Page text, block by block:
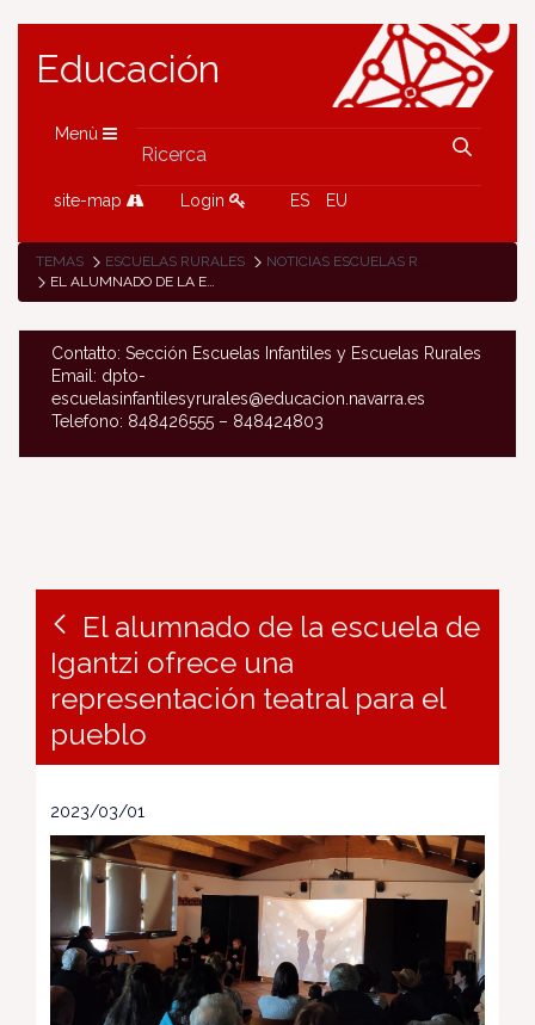
Educación
Menù
site-map Login ES EU
TEMAS ESCUELAS RURALES
NOTICIAS ESCUELAS RURALES
EL ALUMNADO DE LA ESCUELA DE IGANTZI OFRECE UNA REPRESENTACIÓN TEATRAL PARA EL PUEBLO
Contatto: Sección Escuelas Infantiles y Escuelas Rurales
Email: dpto-
escuelasinfantilesyrurales@educacion.navarra.es
Telefono: 848426555 – 848424803
El alumnado de la escuela de
Igantzi ofrece una
representación teatral para el
pueblo
2023/03/01